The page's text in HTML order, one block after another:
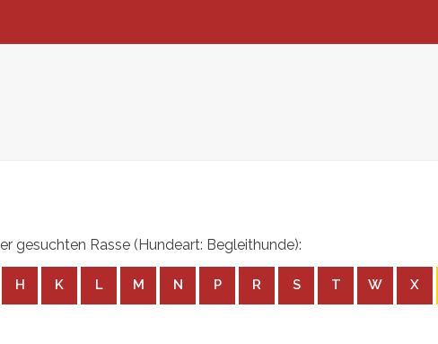
gesuchten Rasse (Hundeart: Begleithunde):
H K L M N P R S T W X